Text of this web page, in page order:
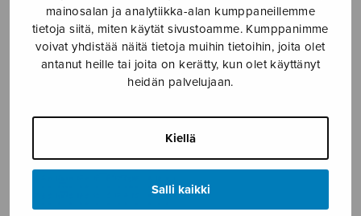
mainosalan ja analytiikka-alan kumppaneillemme
tietoja siitä, miten käytät sivustoamme. Kumppanimme
voivat yhdistää näitä tietoja muihin tietoihin, joita olet
antanut heille tai joita on kerätty, kun olet käyttänyt
heidän palvelujaan.
Kiellä
Salli kaikki
15.5.2020